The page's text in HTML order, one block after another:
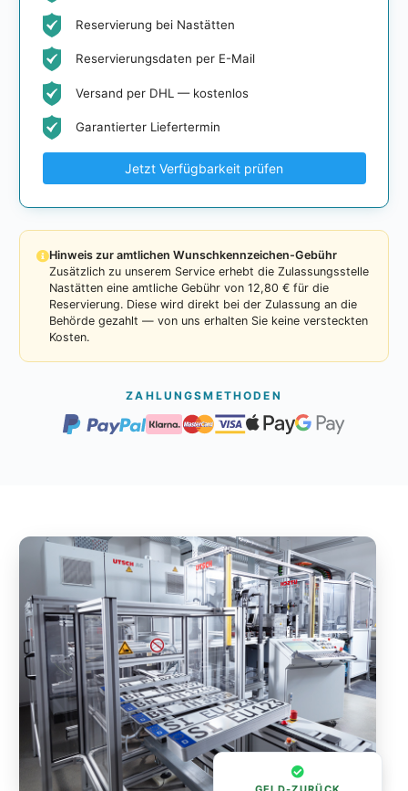
Reservierung bei Nastätten
Reservierungsdaten per E-Mail
Versand per DHL — kostenlos
Garantierter Liefertermin
Jetzt Verfügbarkeit prüfen
Hinweis zur amtlichen Wunschkennzeichen-Gebühr
Zusätzlich zu unserem Service erhebt die Zulassungsstelle
Nastätten eine amtliche Gebühr von 12,80 € für die
Reservierung. Diese wird direkt bei der Zulassung an die
Behörde gezahlt — von uns erhalten Sie keine versteckten
Kosten.
ZAHLUNGSMETHODEN